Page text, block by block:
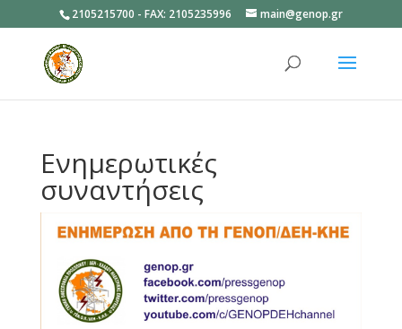
2105215700 - FAX: 2105235996 main@genop.gr
Ενημερωτικές
συναντήσεις